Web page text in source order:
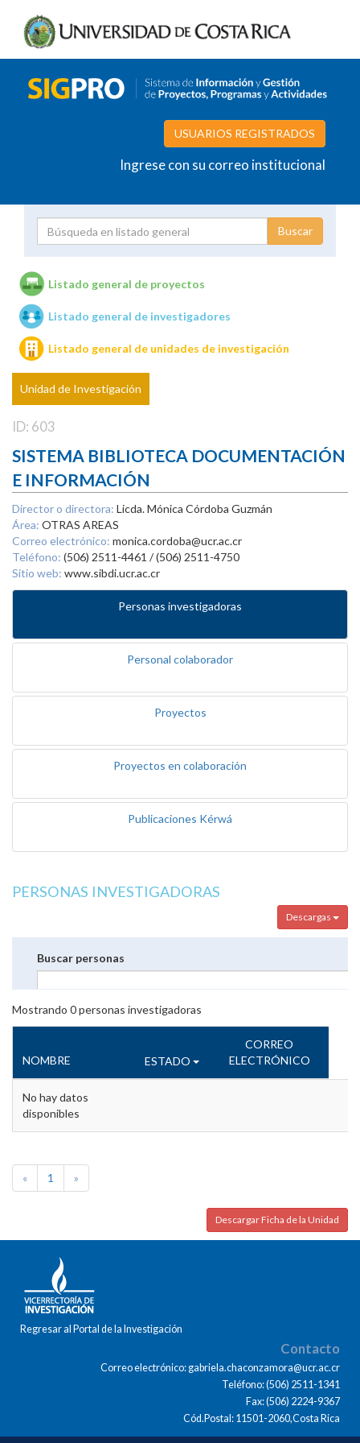
USUARIOS REGISTRADOS
Ingrese con su correo institucional
Unidades de investigación
Listado general de proyectos
Listado general de investigadores
Listado general de unidades de investigación
Unidad de Investigación
ID: 603
SISTEMA BIBLIOTECA DOCUMENTACIÓN
E INFORMACIÓN
Director o directora: Licda. Mónica Córdoba Guzmán
Área: OTRAS AREAS
Correo electrónico: monica.cordoba@ucr.ac.cr
Teléfono: (506) 2511-4461 / (506) 2511-4750
Sitio web: www.sibdi.ucr.ac.cr
Personas investigadoras
Personal colaborador
Proyectos
Proyectos en colaboración
Publicaciones Kérwá
PERSONAS INVESTIGADORAS
Descargas
Buscar personas
Mostrando 0personas investigadoras
NOMBRE ESTADO
CORREO
ELECTRÓNICO
No hay datos
disponibles
« 1 »
Descargar Ficha de la Unidad
Regresar al Portal de la Investigación
Contacto
Correo electrónico: gabriela.chaconzamora@ucr.ac.cr
Teléfono: (506) 2511-1341
Fax: (506) 2224-9367
Cód.Postal: 11501-2060,Costa Rica